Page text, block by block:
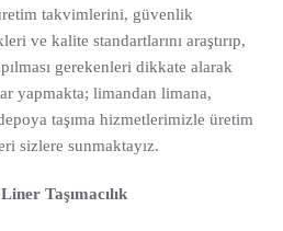
takvimlerini, güvenlik
ve kalite standartlarını araştırıp,
gerekenleri dikkate alarak
yapmakta; limandan limana,
taşıma hizmetlerimizle üretim
sizlere sunmaktayız.
Taşımacılık